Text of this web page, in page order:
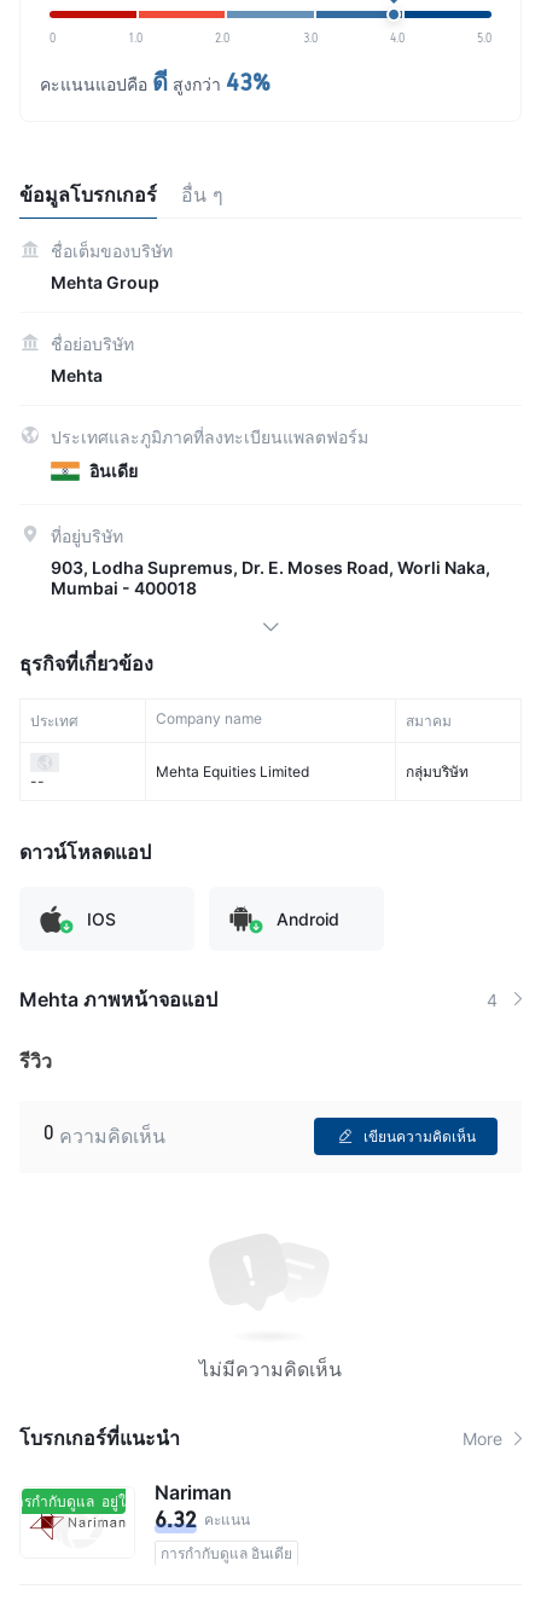
0 1.0 2.0 3.0 4.0 5.0
คะแนนแอปคือ ดี สูงกว่า 43%
ข้อมูลโบรกเกอร์ อื่น ๆ
ชื่อเต็มของบริษัท
Mehta Group
ชื่อย่อบริษัท
Mehta
ประเทศและภูมิภาคที่ลงทะเบียนแพลตฟอร์ม
อินเดีย
ที่อยู่บริษัท
903, Lodha Supremus, Dr. E. Moses Road, Worli Naka,
Mumbai - 400018
ธุรกิจที่เกี่ยวข้อง
ประเทศ Company name สมาคม
--
Mehta Equities Limited กลุ่มบริษัท
ดาวน์โหลดแอป
IOS Android
Mehta ภาพหน้าจอแอป 4
รีวิว
0 ความคิดเห็น เขียนความคิดเห็น
ไม่มีความคิดเห็น
โบรกเกอร์ที่แนะนํา More
ารกำกับดูแล อยู่ในการกำกับดูแล
Nariman
6.32 คะแนน
การกำกับดูแล อินเดีย